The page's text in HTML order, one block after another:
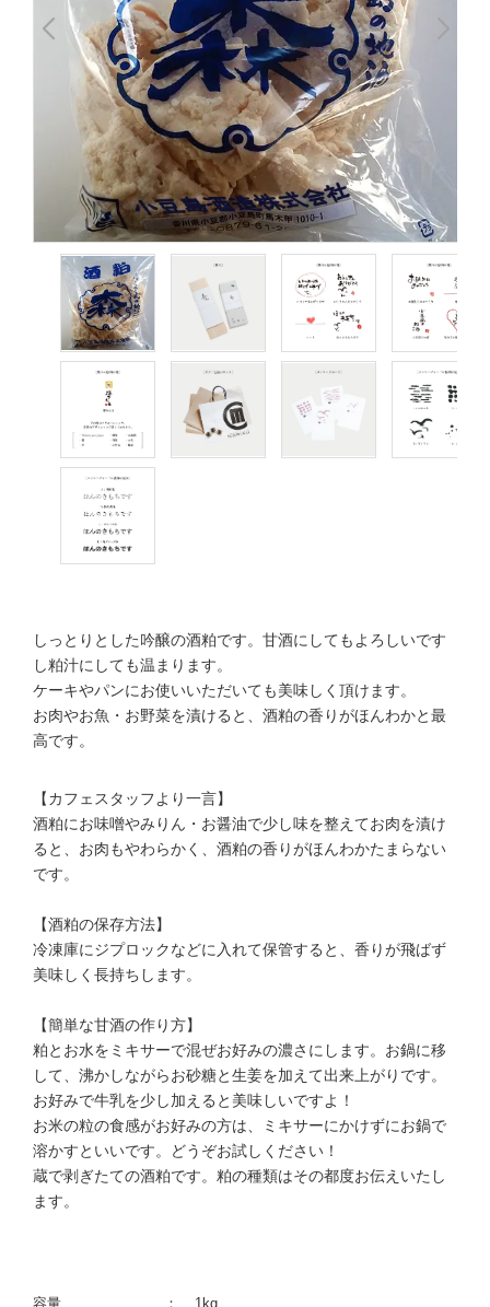
しっとりとした吟醸の酒粕です。甘酒にしてもよろしいです
し粕汁にしても温まります。
ケーキやパンにお使いいただいても美味しく頂けます。
お肉やお魚・お野菜を漬けると、酒粕の香りがほんわかと最
高です。
【カフェスタッフより一言】
酒粕にお味噌やみりん・お醤油で少し味を整えてお肉を漬け
ると、お肉もやわらかく、酒粕の香りがほんわかたまらない
です。
【酒粕の保存方法】
冷凍庫にジプロックなどに入れて保管すると、香りが飛ばず
美味しく長持ちします。
【簡単な甘酒の作り方】
粕とお水をミキサーで混ぜお好みの濃さにします。お鍋に移
して、沸かしながらお砂糖と生姜を加えて出来上がりです。
お好みで牛乳を少し加えると美味しいですよ！
お米の粒の食感がお好みの方は、ミキサーにかけずにお鍋で
溶かすといいです。どうぞお試しください！
蔵で剥ぎたての酒粕です。粕の種類はその都度お伝えいたし
ます。
容量 1kg